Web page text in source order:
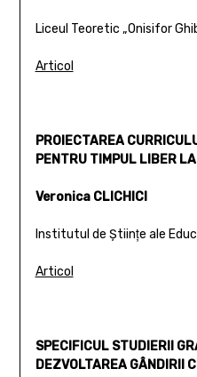
Liceul Teoretic „Onisifor
Articol
PROIECTAREA
PENTRU TIMPUL LIBER
Veronica CLICHICI
Institutul de Ştiinţe ale
Articol
SPECIFICUL STUDIERII
DEZVOLTAREA GÂNDIRII